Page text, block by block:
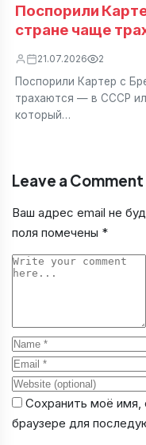
Поспорили
стране чаще
21.07.2026 2
Поспорили Картер с
трахаются — в СССР
который…
Leave a Comment
Ваш адрес email не
поля помечены *
Comment
Name
Email
Website
Сохранить моё имя,
браузере для